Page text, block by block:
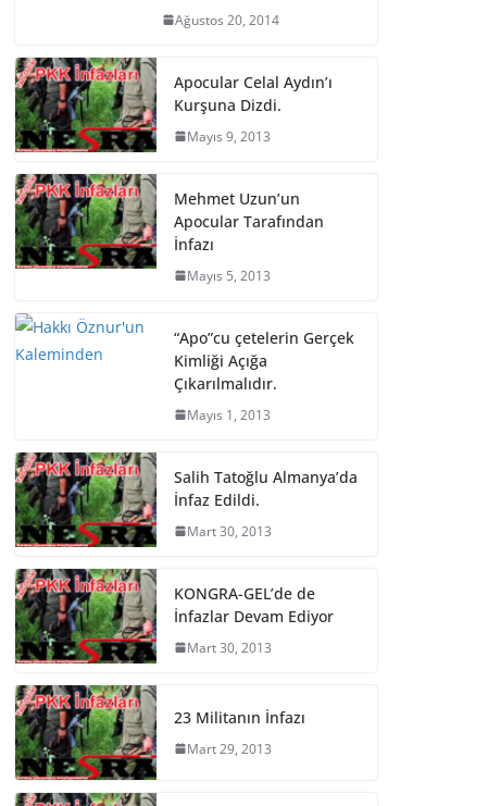
Ağustos 20, 2014
Apocular Celal Aydın’ı
Kurşuna Dizdi.
Mayıs 9, 2013
Mehmet Uzun’un
Apocular Tarafından
İnfazı
Mayıs 5, 2013
“Apo”cu çetelerin Gerçek
Kimliği Açığa
Çıkarılmalıdır.
Mayıs 1, 2013
Salih Tatoğlu Almanya’da
İnfaz Edildi.
Mart 30, 2013
KONGRA-GEL’de de
İnfazlar Devam Ediyor
Mart 30, 2013
23 Militanın İnfazı
Mart 29, 2013